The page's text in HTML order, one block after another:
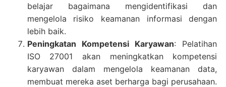
belajar bagaimana mengidentifikasi dan
mengelola risiko keamanan informasi dengan
lebih baik.
Peningkatan Kompetensi Karyawan: Pelatihan
ISO 27001 akan meningkatkan kompetensi
karyawan dalam mengelola keamanan data,
membuat mereka aset berharga bagi perusahaan.